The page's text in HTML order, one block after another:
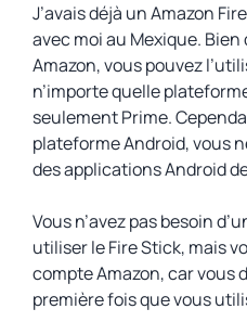
J’avais déjà un Amazon
avec moi au Mexique.
Amazon, vous pouvez
n’importe quelle
seulement Prime.
plateforme Android, vous
des applications Android
Vous n’avez pas besoin
utiliser le Fire Stick, mais
compte Amazon, car vous
première fois que vous